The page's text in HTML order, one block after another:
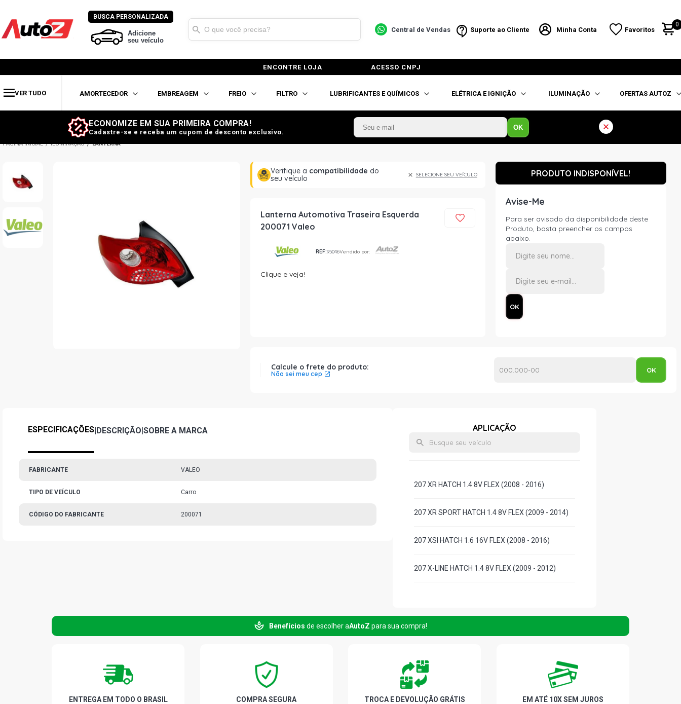
BUSCA PERSONALIZADA
Adicione
seu veículo
Central de Vendas Suporte ao Cliente Minha Conta Favoritos
0
ENCONTRE LOJA ACESSO CNPJ
VER TUDO AMORTECEDOR EMBREAGEM FREIO FILTRO LUBRIFICANTES E QUÍMICOS ELÉTRICA E IGNIÇÃO ILUMINAÇÃO OFERTAS AUTOZ
ECONOMIZE EM SUA PRIMEIRA COMPRA!
Cadastre-se e receba um cupom de desconto exclusivo.
OK
ILUMINAÇÃO LANTERNA
Verifique a compatibilidade do
seu veículo
SELECIONE SEU VEÍCULO
Lanterna Automotiva Traseira Esquerda
200071 Valeo
REF:95046Vendido por:
Clique e veja!
PRODUTO INDISPONÍVEL!
Avise-Me
Para ser avisado da disponibilidade deste
Produto, basta preencher os campos
abaixo.
Calcule o frete do produto:
Não sei meu cep
ESPECIFICAÇÕES|DESCRIÇÃO|SOBRE A MARCA
FABRICANTE VALEO
TIPO DE VEÍCULO Carro
CÓDIGO DO FABRICANTE 200071
APLICAÇÃO
207 XR HATCH 1.4 8V FLEX (2008 - 2016)
207 XR SPORT HATCH 1.4 8V FLEX (2009 - 2014)
207 XSI HATCH 1.6 16V FLEX (2008 - 2016)
207 X-LINE HATCH 1.4 8V FLEX (2009 - 2012)
Benefícios de escolher aAutoZ para sua compra!
ENTREGA EM TODO O BRASIL COMPRA SEGURA TROCA E DEVOLUÇÃO GRÁTIS EM ATÉ 10X SEM JUROS